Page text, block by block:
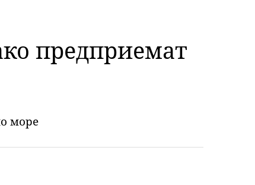
предприемат
море